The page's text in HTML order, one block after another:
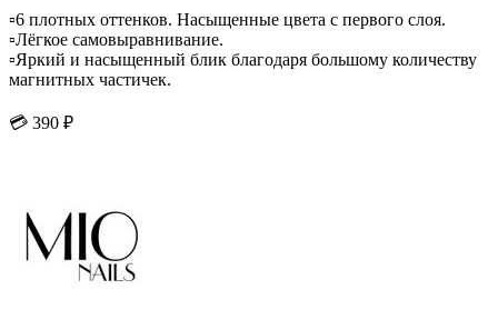
▫️6 плотных оттенков. Насыщенные цвета с первого слоя.
▫️Лёгкое самовыравнивание.
▫️Яркий и насыщенный блик благодаря большому количеству
магнитных частичек.
💳 390 ₽